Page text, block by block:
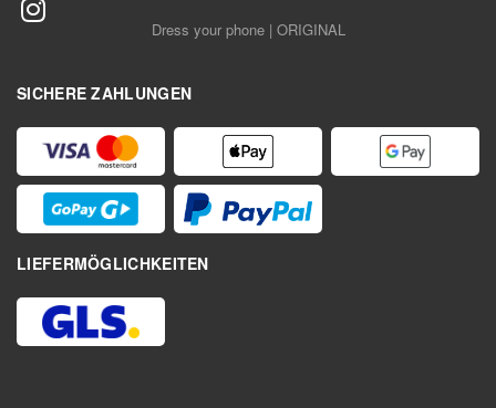
Dress your phone | ORIGINAL
SICHERE ZAHLUNGEN
LIEFERMÖGLICHKEITEN